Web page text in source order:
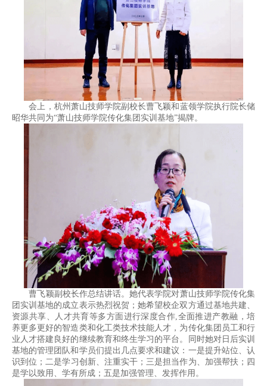
会上，杭州萧山技师学院副校长曹飞颖和蓝领学院执行院长储
昭华共同为“萧山技师学院传化集团实训基地”揭牌。
曹飞颖副校长作总结讲话。她代表学院对萧山技师学院传化集
团实训基地的成立表示热烈祝贺；她希望校企双方通过基地共建、
资源共享、人才共育等多方面进行深度合作,全面推进产教融，培
养更多更好的智造类和化工类技术技能人才，为传化集团员工和行
业人才搭建良好的继续教育和终生学习的平台。同时她对日后实训
基地的管理团队和学员们提出几点要求和建议：一是提升站位、认
识到位；二是学习创新、注重实干；三是担当作为、加强帮扶；四
是学以致用、学有所成；五是加强管理、发挥作用。